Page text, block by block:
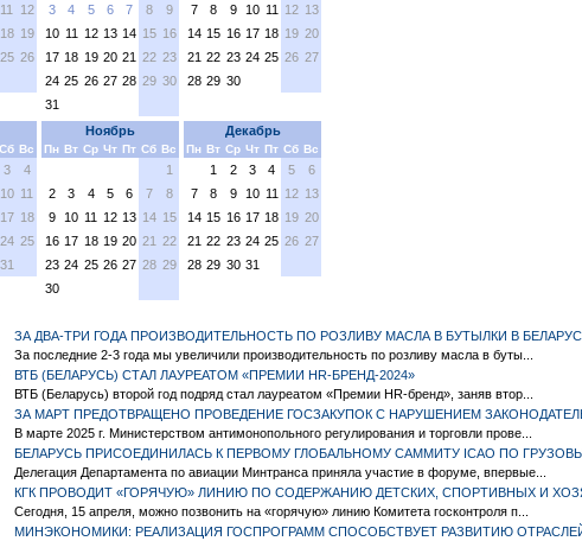
11
12
18 19
25 26
3
4 5 6 7 8
9
10 11 12 13 14 15 16
17 18 19 20 21 22 23
24 25 26 27 28 29 30
31
7
8 9 10 11 12 13
14 15 16 17 18 19 20
21 22 23 24 25 26 27
28 29 30
Сб Вс
3
4
10 11
17 18
24 25
31
Ноябрь
Пн Вт Ср Чт Пт Сб Вс
1
2
3 4 5 6 7
8
9
10 11 12 13 14 15
16 17 18 19 20 21 22
23 24 25 26 27 28 29
30
Декабрь
Пн Вт Ср Чт Пт Сб Вс
1 2 3 4 5
6
7
8 9 10 11 12 13
14 15 16 17 18 19 20
21 22 23 24 25 26 27
28 29 30 31
ЗА ДВА-ТРИ ГОДА ПРОИЗВОДИТЕЛЬНОСТЬ ПО РОЗЛИВУ МАСЛА В БУТЫЛКИ В
За последние 2-3 года мы увеличили производительность по розливу масла в буты...
ВТБ (БЕЛАРУСЬ) СТАЛ ЛАУРЕАТОМ «ПРЕМИИ HR-БРЕНД-2024»
ВТБ (Беларусь) второй год подряд стал лауреатом «Премии HR-бренд», заняв втор...
ЗА МАРТ ПРЕДОТВРАЩЕНО ПРОВЕДЕНИЕ ГОСЗАКУПОК С НАРУШЕНИЕМ
В марте 2025 г. Министерством антимонопольного регулирования и торговли прове...
БЕЛАРУСЬ ПРИСОЕДИНИЛАСЬ К ПЕРВОМУ ГЛОБАЛЬНОМУ САММИТУ ICAO ПО
Делегация Департамента по авиации Минтранса приняла участие в форуме, впервые...
КГК ПРОВОДИТ «ГОРЯЧУЮ» ЛИНИЮ ПО СОДЕРЖАНИЮ ДЕТСКИХ, СПОРТИВНЫХ И
Сегодня, 15 апреля, можно позвонить на «горячую» линию Комитета госконтроля п...
МИНЭКОНОМИКИ: РЕАЛИЗАЦИЯ ГОСПРОГРАММ СПОСОБСТВУЕТ РАЗВИТИЮ